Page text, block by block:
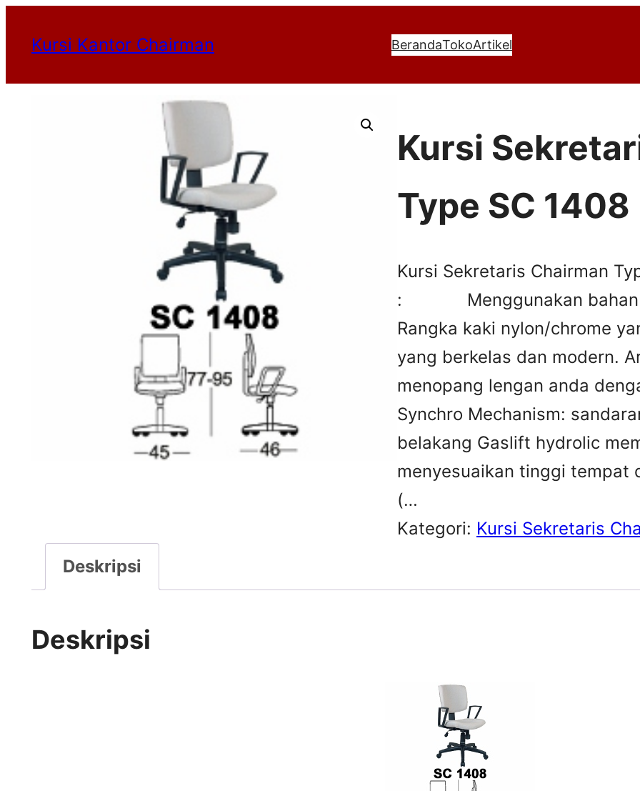
Kursi Kantor Chairman BerandaTokoArtikel
Kursi
Type SC 1408
Kursi Sekretaris Chairman
: Menggunakan bahan
Rangka kaki nylon/chrome
yang berkelas dan modern.
menopang lengan anda
Synchro Mechanism:
belakang Gaslift hydrolic
menyesuaikan tinggi tempat
(…
Kategori: Kursi Sekretaris
Deskripsi
Deskripsi